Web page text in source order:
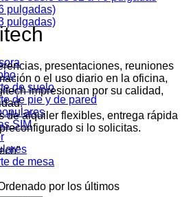
pulgadas)
pulgadas)
de suelo
de pie y de pared
SIM
de mesa
presentaciones, reuniones
o el uso diario en la oficina,
impresionan por su calidad,
de alquiler flexibles, entrega rápida
si lo solicitas.
por los últimos